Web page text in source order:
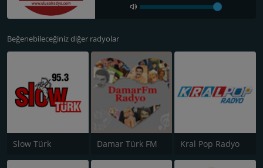
Beğenebileceğiniz diğer radyolar
Slow Türk Damar Türk FM Kral Pop Radyo